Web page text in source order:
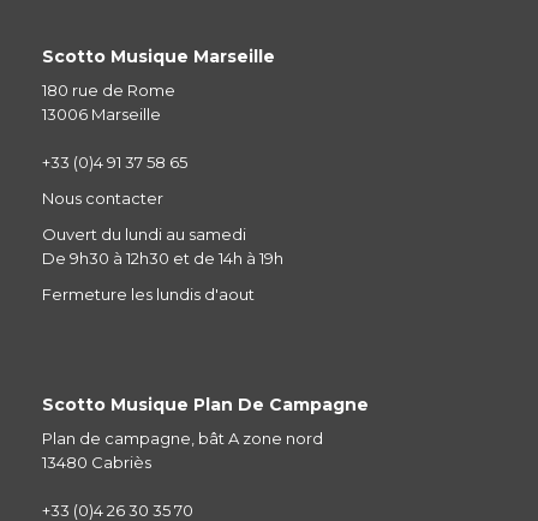
Scotto Musique Marseille
180 rue de Rome
13006 Marseille
+33 (0)4 91 37 58 65
Nous contacter
Ouvert du lundi au samedi
De 9h30 à 12h30 et de 14h à 19h
Fermeture les lundis d'aout
Scotto Musique Plan De Campagne
Plan de campagne, bât A zone nord
13480 Cabriès
+33 (0)4 26 30 35 70